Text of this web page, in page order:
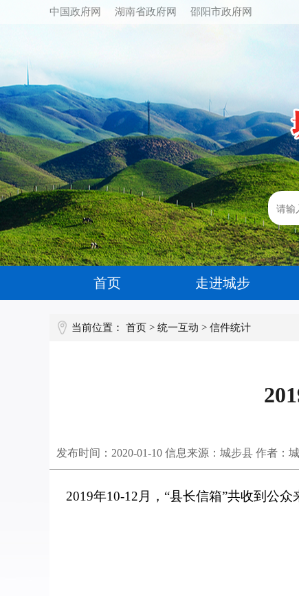
中国政府网 湖南省政府网 邵阳市政府网
首页 走进城步
当前位置： 首页 > 统一互动 > 信件统计
发布时间： 2020-01-10 信息来源：城步县 作者：
2019年10-12月，“县长信箱”共收到公